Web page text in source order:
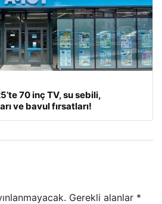
70 inç TV, su sebili,
ve bavul fırsatları!
Gerekli alanlar *